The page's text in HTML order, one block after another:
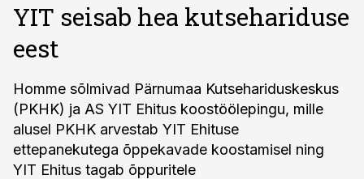
YIT seisab hea kutsehariduse
eest
Homme sõlmivad Pärnumaa Kutsehariduskeskus
(PKHK) ja AS YIT Ehitus koostöölepingu, mille
alusel PKHK arvestab YIT Ehituse
ettepanekutega õppekavade koostamisel ning
YIT Ehitus tagab õppuritele